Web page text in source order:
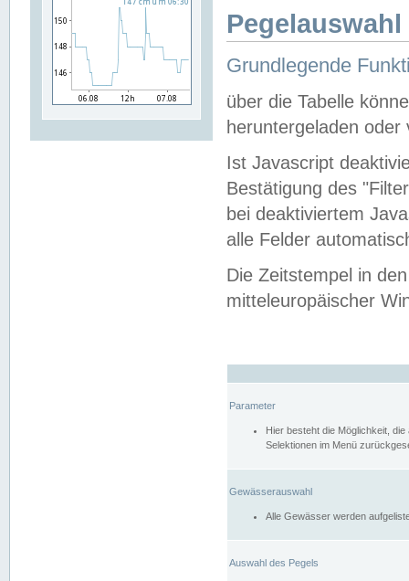
Grundlegende
über die Tabelle
heruntergeladen oder
Ist Javascript
Bestätigung des
bei deaktiviertem
alle Felder
Die Zeitstempel in
mitteleuropäischer
Parameter
Hier besteht die Möglichkeit,
Selektionen im Menü
Gewässerauswahl
Alle Gewässer werden
Auswahl des Pegels